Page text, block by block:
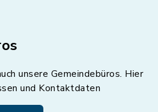
unsere Gemeindebüros. Hier
und Kontaktdaten